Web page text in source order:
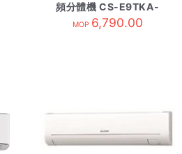
頻分體機 CS-E9TKA-
內 R410A
MOP 6,790.00